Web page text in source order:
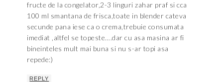
fructe de la congelator,2-3 linguri zahar praf si cca
100 ml smantana de frisca,toate in blender cateva
secunde pana iese ca o crema,trebuie consumata
imediat ,altfel se topeste….dar cu asa masina ar fi
bineinteles mult mai buna si nu s-ar topi asa
repede:)
REPLY